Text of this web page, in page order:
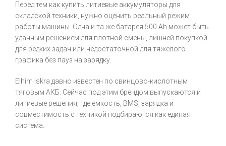
Перед тем как купить литиевые аккумуляторы для
складской техники, нужно оценить реальный режим
работы машины. Одна и та же батарея 500 Ah может быть
удачным решением для плотной смены, лишней покупкой
для редких задач или недостаточной для тяжелого
графика без пауз на зарядку.
Elhim Iskra давно известен по свинцово-кислотным
тяговым АКБ. Сейчас под этим брендом выпускаются и
литиевые решения, где емкость, BMS, зарядка и
совместимость с техникой подбираются как единая
система.